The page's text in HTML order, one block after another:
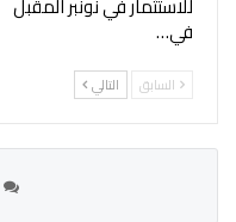
في…
السابق التالي